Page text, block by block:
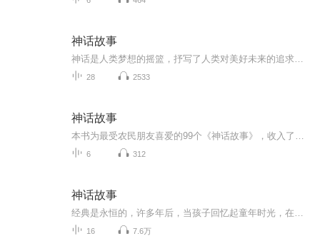
神话故事
28 2533
神话故事
6 312
神话故事
16 7.6万